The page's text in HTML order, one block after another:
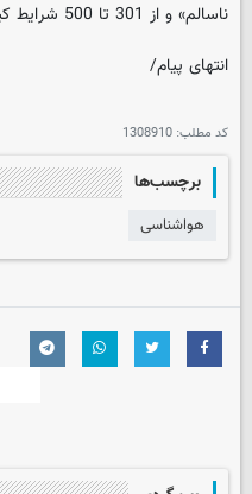
ناسالم» و از 301 تا 500 شرایط کیفی هوا «خطرناک» است.
انتهای پیام/
کد مطلب: 1308910
برچسب‌ها
هواشناسی